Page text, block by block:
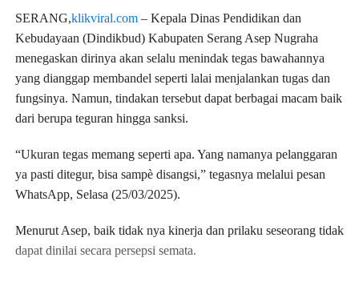
SERANG,klikviral.com– Kepala Dinas Pendidikan dan
Kebudayaan (Dindikbud) Kabupaten Serang Asep Nugraha
menegaskan dirinya akan selalu menindak tegas bawahannya
yang dianggap membandel seperti lalai menjalankan tugas dan
fungsinya. Namun, tindakan tersebut dapat berbagai macam baik
dari berupa teguran hingga sanksi.
“Ukuran tegas memang seperti apa. Yang namanya pelanggaran
ya pasti ditegur, bisa sampè disangsi,” tegasnya melalui pesan
WhatsApp, Selasa (25/03/2025).
Menurut Asep, baik tidak nya kinerja dan prilaku seseorang tidak
dapat dinilai secara persepsi semata.